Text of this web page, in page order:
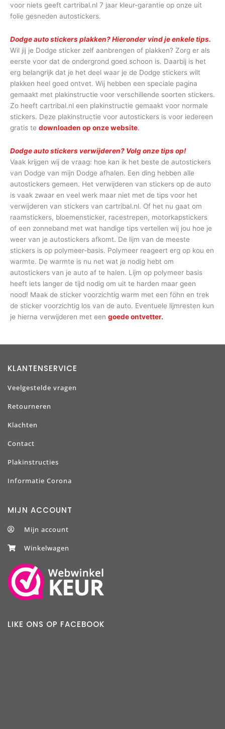
voor niets geeft cartribal.nl 7 jaar kleur-garantie op onze uit
folie gesneden autostickers.
Dodge auto stickers plakken? Hieronder vind je enkele tips.
Wil jij je Dodge sticker zelf aanbrengen of plakken? Zorg er als
eerste voor dat de ondergrond goed schoon is. Daarbij is het
erg belangrijk dat je het deel waar je de Dodge stickers wilt
plakken heel goed ontvet. Wij hebben een speciale pagina
gemaakt met plakinstructie voor verschillende soorten stickers.
Zo heeft cartribal.nl een plakinstructie gemaakt voor normale
stickers. Deze plakinstructie voor autostickers is voor iedereen
gratis te downloaden op onze website.
Dodge auto stickers verwijderen? Volg onze tips op!
Vaak krijgen wij de vraag: hoe kan ik het beste de autostickers
van Dodge van mijn Dodge afhalen. Een ding hebben alle
autostickers gemeen. Het verwijderen van stickers op de auto
is vaak zwaar en veel werk maar niet met de tips voor het
verwijderen van stickers van cartribal.nl. Of het nu gaat om
raamstickers, bloemensticker, racestrepen, motorkapstickers
of een zonneband met wat handige tips vertellen wij jou hoe je
weer van je autostickers afkomt. De lijm van de meeste
stickers is op polymeer-basis. Polymeer reageert erg op kou en
warmte. De warmte is nu net wat je nodig hebt om
autostickers van je auto af te halen. Lijm op polymeer basis
heeft iets langer de tijd nodig om uit te harden maar geen
nood! Maak de sticker voorzichtig warm met een föhn en trek
de sticker voorzichtig los van de auto. Eventuele lijmresten kun
je hierna verwijderen met een goede ontvetter.
KLANTENSERVICE
Veelgestelde vragen
Retourneren
Klachten
Contact
Plakinstructies
Informatie Corona
MIJN ACCOUNT
Mijn account
Winkelwagen
LIKE ONS OP FACEBOOK